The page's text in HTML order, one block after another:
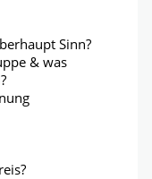
Sinn?
& was